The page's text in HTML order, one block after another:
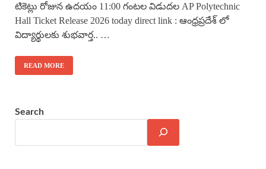
టికెట్లు రోజున ఉదయం 11:00 గంటల విడుదల AP Polytechnic
Hall Ticket Release 2026 today direct link : ఆంధ్రప్రదేశ్ లో
విద్యార్థులకు శుభవార్త.. …
READ MORE
Search